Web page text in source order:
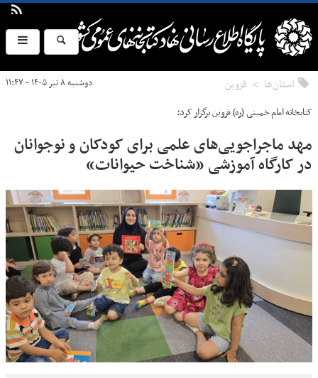
استان‌ها قزوين دوشنبه ۸ تیر ۱۴۰۵ - ۱۱:۴۷
کتابخانه امام خمینی (ره) قزوین برگزار کرد؛
مهد ماجراجویی‌های علمی برای کودکان و نوجوانان
در کارگاه آموزشی «شناخت حیوانات»